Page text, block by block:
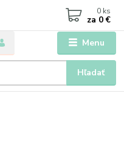
Menu
Hľadať
0 ks
za 0 €